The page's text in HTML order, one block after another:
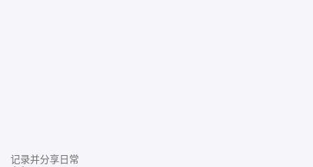
记录并分享日常